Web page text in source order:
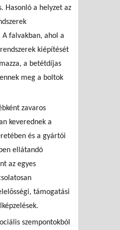
Hasonló a helyzet az
falvakban, ahol a
kiépítését
a betétdíjas
meg a boltok
zavaros
keverednek a
és a gyártói
ellátandó
az egyes
támogatási
szempontokból